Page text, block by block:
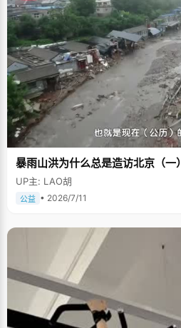
暴雨山洪为什么总是造访北京（一）
UP主: LAO胡
公益 • 2026/7/11